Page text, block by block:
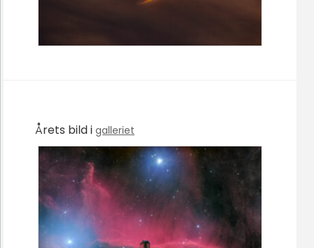
Årets bild i galleriet